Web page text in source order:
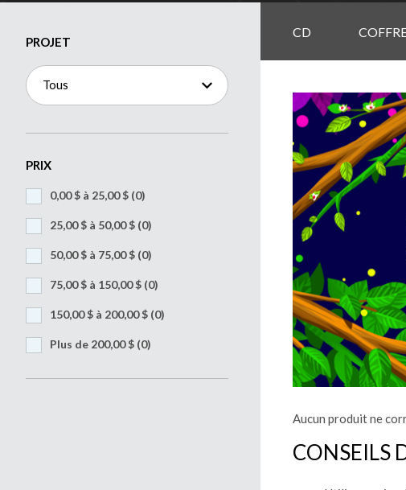
PROJET
Tous
PRIX
0,00 $ à 25,00 $ (0)
25,00 $ à 50,00 $ (0)
50,00 $ à 75,00 $ (0)
75,00 $ à 150,00 $ (0)
150,00 $ à 200,00 $ (0)
Plus de 200,00 $ (0)
CD
Aucun produit ne
CONSEILS